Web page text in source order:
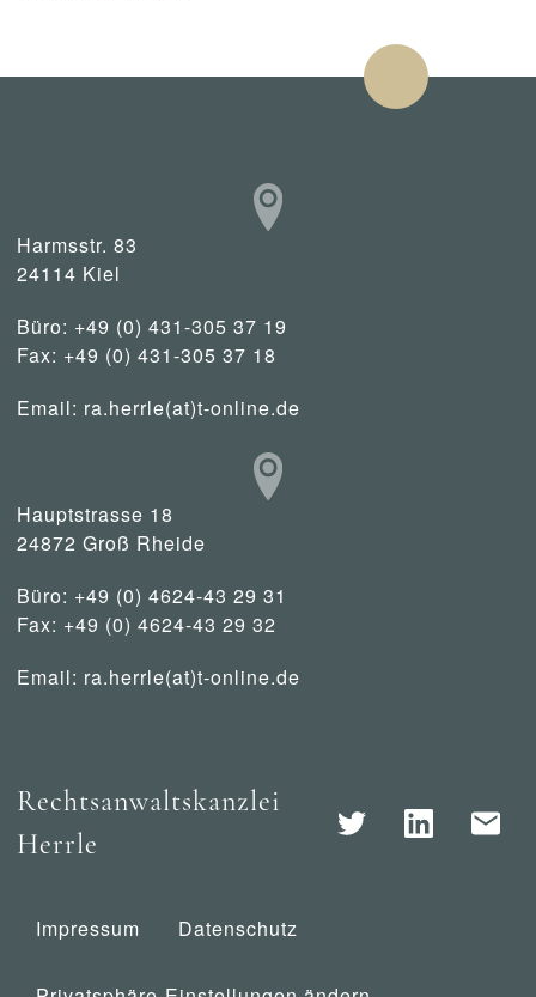
Harmsstr. 83
24114 Kiel
Büro: +49 (0) 431-305 37 19
Fax: +49 (0) 431-305 37 18
Email: ra.herrle(at)t-online.de
Hauptstrasse 18
24872 Groß Rheide
Büro: +49 (0) 4624-43 29 31
Fax: +49 (0) 4624-43 29 32
Email: ra.herrle(at)t-online.de
Rechtsanwaltskanzlei
Herrle
Impressum Datenschutz